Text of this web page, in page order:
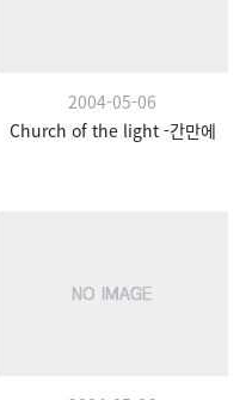
2004-05-06
Church of the light -간만에